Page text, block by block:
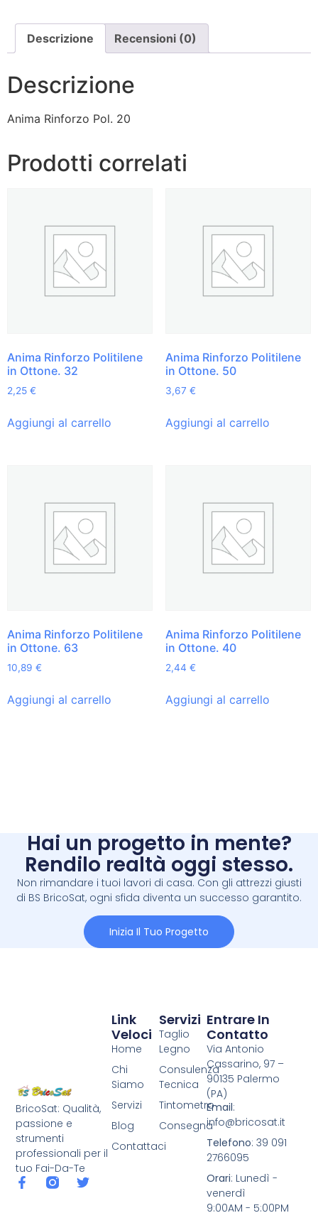
Descrizione Recensioni (0)
Descrizione
Anima Rinforzo Pol. 20
Prodotti correlati
Anima Rinforzo Politilene
in Ottone. 32
2,25 €
Aggiungi al carrello
Anima Rinforzo Politilene
in Ottone. 50
3,67 €
Aggiungi al carrello
Anima Rinforzo Politilene
in Ottone. 63
10,89 €
Aggiungi al carrello
Anima Rinforzo Politilene
in Ottone. 40
2,44 €
Aggiungi al carrello
Hai un progetto in mente?
Rendilo realtà oggi stesso.
Non rimandare i tuoi lavori di casa. Con gli attrezzi giusti
di BS BricoSat, ogni sfida diventa un successo garantito.
Inizia Il Tuo Progetto
BricoSat: Qualità,
passione e
strumenti
professionali per il
tuo Fai-Da-Te
Servizi
Taglio
Legno
Consulenza
Tecnica
Tintometro
Consegna
Link
Veloci
Home
Chi
Siamo
Servizi
Blog
Contattaci
Entrare In
Contatto
Via Antonio
Cassarino, 97 –
90135 Palermo
(PA)
Email:
info@bricosat.it
Telefono: 39 091
2766095
Orari: Lunedì -
venerdì
9:00AM - 5:00PM